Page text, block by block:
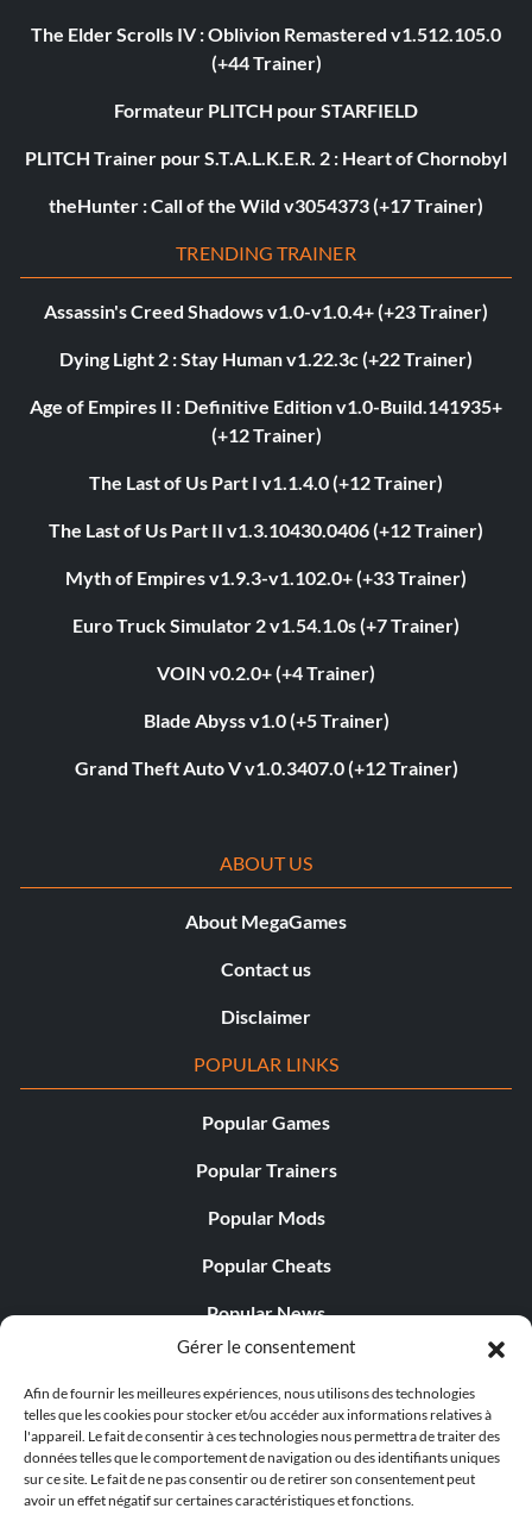
Gérer le consentement
Afin de fournir les meilleures expériences, nous utilisons des technologies
telles que les cookies pour stocker et/ou accéder aux informations relatives à
l'appareil. Le fait de consentir à ces technologies nous permettra de traiter des
données telles que le comportement de navigation ou des identifiants uniques
sur ce site. Le fait de ne pas consentir ou de retirer son consentement peut
avoir un effet négatif sur certaines caractéristiques et fonctions.
The Elder Scrolls IV : Oblivion Remastered v1.512.105.0
(+44 Trainer)
Formateur PLITCH pour STARFIELD
PLITCH Trainer pour S.T.A.L.K.E.R. 2 : Heart of Chornobyl
theHunter : Call of the Wild v3054373 (+17 Trainer)
TRENDING TRAINER
Assassin's Creed Shadows v1.0-v1.0.4+ (+23 Trainer)
Dying Light 2 : Stay Human v1.22.3c (+22 Trainer)
Age of Empires II : Definitive Edition v1.0-Build.141935+
(+12 Trainer)
The Last of Us Part I v1.1.4.0 (+12 Trainer)
The Last of Us Part II v1.3.10430.0406 (+12 Trainer)
Myth of Empires v1.9.3-v1.102.0+ (+33 Trainer)
Euro Truck Simulator 2 v1.54.1.0s (+7 Trainer)
VOIN v0.2.0+ (+4 Trainer)
Blade Abyss v1.0 (+5 Trainer)
Grand Theft Auto V v1.0.3407.0 (+12 Trainer)
ABOUT US
About MegaGames
Contact us
Disclaimer
POPULAR LINKS
Popular Games
Popular Trainers
Popular Mods
Popular Cheats
Popular News
Popular Editorials
Popular Free Games
LATEST UPDATES